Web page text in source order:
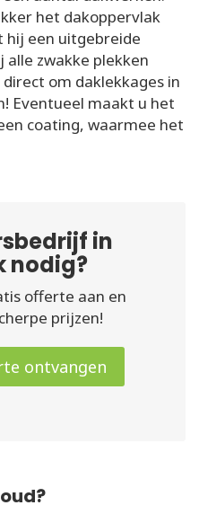
het dakoppervlak
hij een uitgebreide
zwakke plekken
om daklekkages in
Eventueel maakt u het
coating, waarmee het
in
nodig?
offerte aan en
prijzen!
ontvangen